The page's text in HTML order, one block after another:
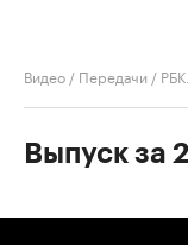
Видео / Передачи /
Выпуск за